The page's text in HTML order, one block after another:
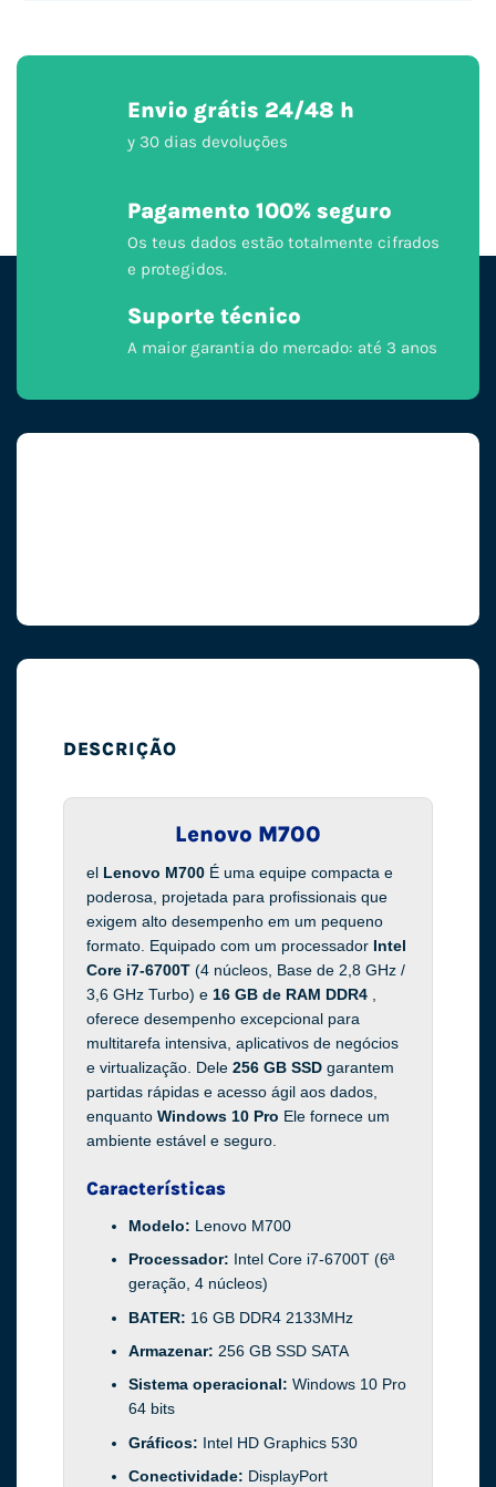
Envio grátis 24/48 h
y 30 dias devoluções
Pagamento 100% seguro
Os teus dados estão totalmente cifrados
e protegidos.
Suporte técnico
A maior garantia do mercado: até 3 anos
DESCRIÇÃO
Lenovo M700
el Lenovo M700 É uma equipe compacta e
poderosa, projetada para profissionais que
exigem alto desempenho em um pequeno
formato. Equipado com um processador Intel
Core i7-6700T (4 núcleos, Base de 2,8 GHz /
3,6 GHz Turbo) e 16 GB de RAM DDR4 ,
oferece desempenho excepcional para
multitarefa intensiva, aplicativos de negócios
e virtualização. Dele 256 GB SSD garantem
partidas rápidas e acesso ágil aos dados,
enquanto Windows 10 Pro Ele fornece um
ambiente estável e seguro.
Características
Modelo: Lenovo M700
Processador: Intel Core i7-6700T (6ª
geração, 4 núcleos)
BATER: 16 GB DDR4 2133MHz
Armazenar: 256 GB SSD SATA
Sistema operacional: Windows 10 Pro
64 bits
Gráficos: Intel HD Graphics 530
Conectividade: DisplayPort